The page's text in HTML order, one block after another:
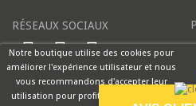
Notre boutique utilise des cookies pour
améliorer l'expérience utilisateur et nous
vous recommandons d'accepter leur
utilisation pour profiter pleinement de
RÉSEAUX SOCIAUX